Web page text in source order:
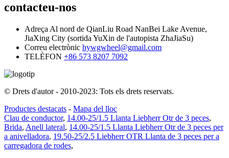
contacteu-nos
Adreça Al nord de QianLiu Road NanBei Lake Avenue,
JiaXing City (sortida YuXin de l'autopista ZhaJiaSu)
Correu electrònic hywgwheel@gmail.com
TELÈFON +86 573 8207 7092
© Drets d'autor - 2010-2023: Tots els drets reservats.
Productes destacats - Mapa del lloc
Clau de conductor, 14.00-25/1.5 Llanta Liebherr Otr de 3 peces,
Brida, Anell lateral, 14.00-25/1.5 Llanta Liebherr Otr de 3 peces per
a anivelladora, 19.50-25/2.5 Liebherr OTR Llanta de 3 peces per a
carregadora de rodes,